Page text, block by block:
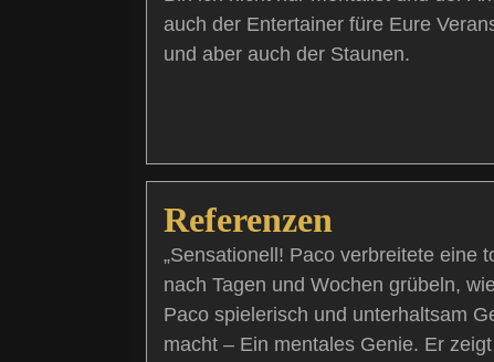
auch der Entertainer füre Eure
und aber auch der Staunen.
Referenzen
„Sensationell! Paco verbreitete eine
nach Tagen und Wochen grübeln,
Paco spielerisch und unterhaltsam
macht – Ein mentales Genie. Er